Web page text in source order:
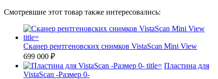
Смотревшие этот товар также интересовались:
Сканер рентгеновских снимков VistaScan Mini View
699 000 ₽
Пластина для
VistaScan -Размер 0-